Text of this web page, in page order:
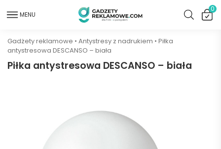
MENU
0
Gadżety reklamowe • Antystresy z nadrukiem • Piłka
antystresowa DESCANSO – biała
Piłka antystresowa DESCANSO – biała